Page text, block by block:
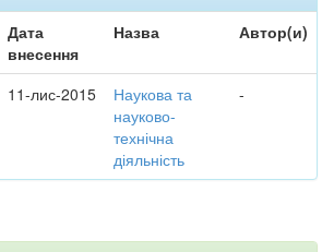
Дата
внесення
Назва Автор(и)
11-лис-2015
Наукова та
науково-
технічна
діяльність
-